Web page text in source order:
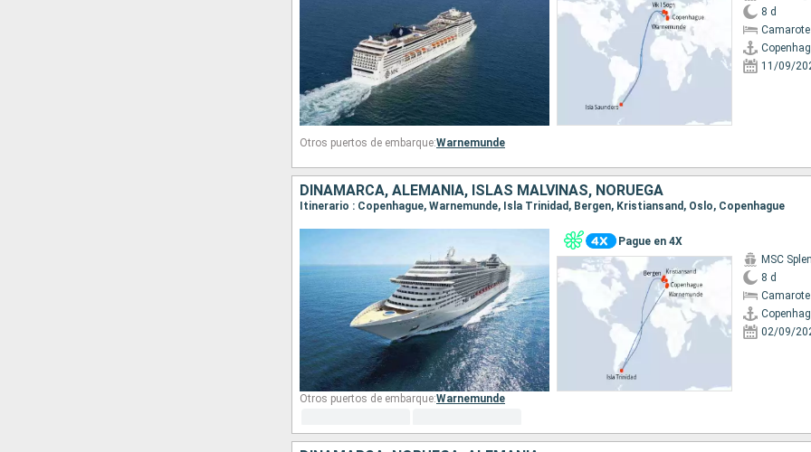
8 d
11/09/
Otros puertos de embarque:Warnemunde
DINAMARCA, ALEMANIA, ISLAS MALVINAS, NORUEGA
Itinerario : Copenhague, Warnemunde, Isla Trinidad, Bergen, Kristiansand, Oslo, Copenhague
Pague en 4X
MSC
8 d
02/09/
Otros puertos de embarque:Warnemunde